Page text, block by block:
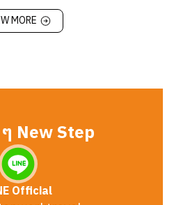
MORE
New Step
Official